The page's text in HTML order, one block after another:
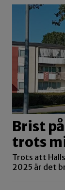
Brist
trots
Trots att
2025 är det